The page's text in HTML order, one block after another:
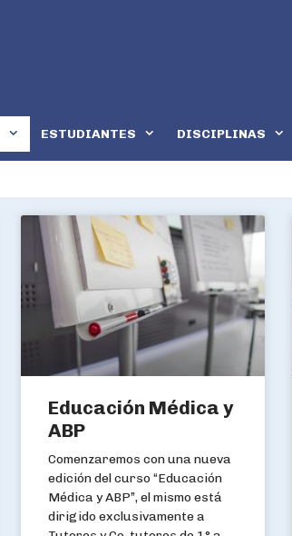
ESTUDIANTES DISCIPLINAS
Educación Médica y
ABP
Comenzaremos con una nueva
edición del curso “Educación
Médica y ABP”, el mismo está
dirigido exclusivamente a